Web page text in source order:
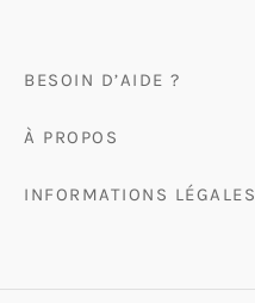
BESOIN D’AIDE ?
À PROPOS
INFORMATIONS LÉGALES